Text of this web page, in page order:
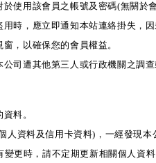
使用該會員之帳號及密碼(無關
時，應立即通知本站連絡掛失，
，以確保您的會員權益。
司遭其他第三人或行政機關之調
料。
資料及信用卡資料)，一經發現
更時，請不定期更新相關個人資